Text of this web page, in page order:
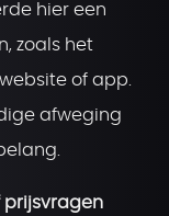
hier een
zoals het
of app.
afweging
prijsvragen